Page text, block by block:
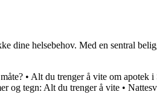
dine helsebehov. Med en sentral
• Alt du trenger å vite om apotek i
og tegn: Alt du trenger å vite •